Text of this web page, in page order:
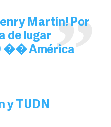
Martín! Por
de lugar
�� América
TUDN